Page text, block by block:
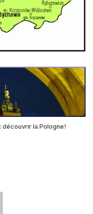
découvrir la Pologne!